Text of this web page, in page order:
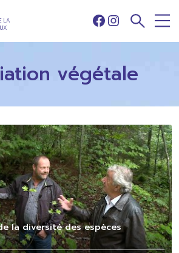
LA
Facebook
Instagram
végétale
la diversité des espèces